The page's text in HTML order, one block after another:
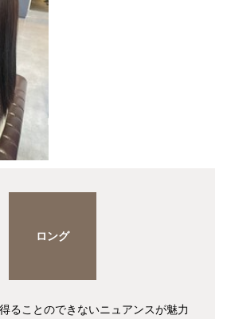
ロング
ることのできないニュアンスが魅力